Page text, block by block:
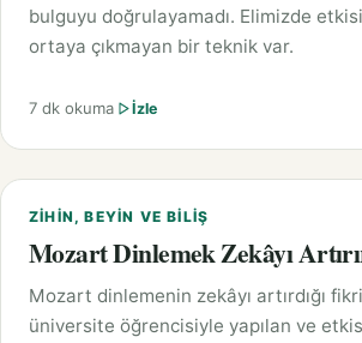
bulguyu doğrulayamadı. Elimizde
ortaya çıkmayan bir teknik var.
7 dk okuma İzle
ZIHIN, BEYIN VE BILIŞ
Mozart Dinlemek Zekâyı
Mozart dinlemenin zekâyı artırdığı
üniversite öğrencisiyle yapılan ve